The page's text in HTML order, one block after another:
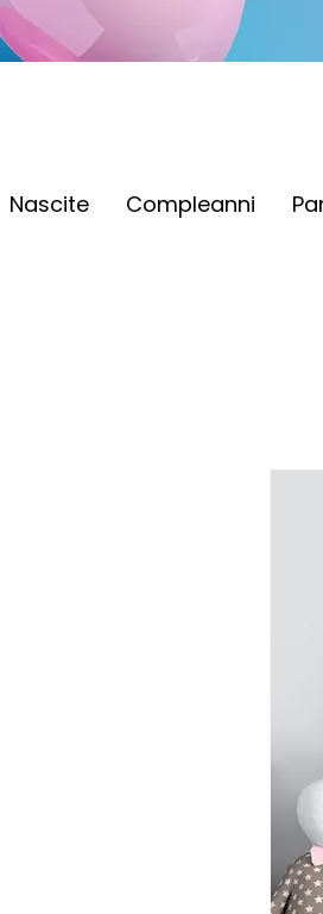
Nascite Compleanni